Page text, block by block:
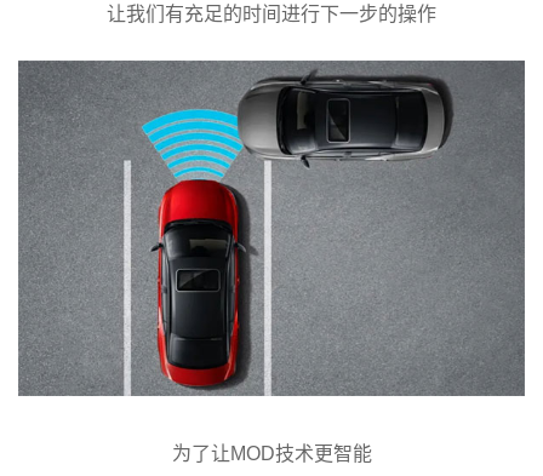
让我们有充足的时间进行下一步的操作
为了让MOD技术更智能